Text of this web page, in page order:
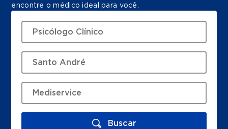
encontre o médico ideal para você.
Buscar